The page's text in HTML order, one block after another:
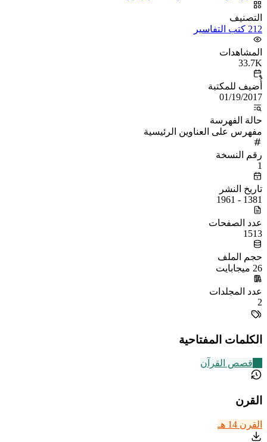
التصنيف
212 كتب التفاسير
المشاهدات
33.7K
أُضيف للمكتبة
01/19/2017
حالة الفهرسة
مفهرس على العناوين الرئيسية
رقم النسخة
1
تاريخ النشر
1381 - 1961
عدد الصفحات
1513
حجم الملف
26 ميجابايت
عدد المجلدات
2
الكلمات المفتاحية
قصص القرآن
القرن
القرن 14 هـ